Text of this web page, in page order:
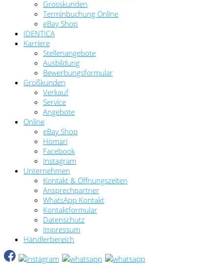
Grosskunden
Terminbuchung Online
eBay Shop
IDENTICA
Karriere
Stellenangebote
Ausbildung
Bewerbungsformular
Großkunden
Verkauf
Service
Angebote
Online
eBay Shop
Homari
Facebook
Instagram
Unternehmen
Kontakt & Öffnungszeiten
Ansprechpartner
WhatsApp Kontakt
Kontaktformular
Datenschutz
Impressum
Händlerbereich